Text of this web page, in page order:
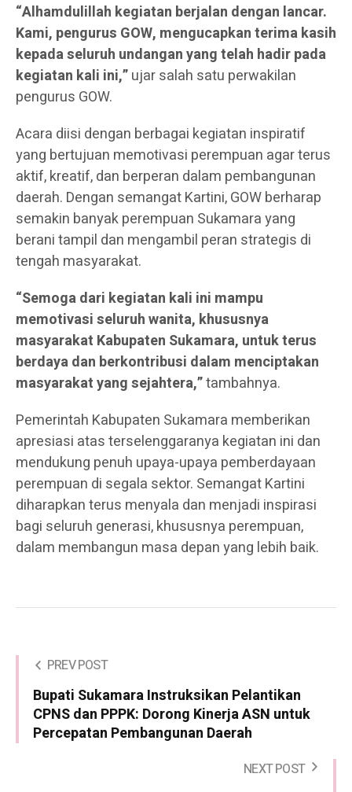
“Alhamdulillah kegiatan berjalan dengan lancar.
Kami, pengurus GOW, mengucapkan terima kasih
kepada seluruh undangan yang telah hadir pada
kegiatan kali ini,”ujar salah satu perwakilan
pengurus GOW.
Acara diisi dengan berbagai kegiatan inspiratif
yang bertujuan memotivasi perempuan agar terus
aktif, kreatif, dan berperan dalam pembangunan
daerah. Dengan semangat Kartini, GOW berharap
semakin banyak perempuan Sukamara yang
berani tampil dan mengambil peran strategis di
tengah masyarakat.
“Semoga dari kegiatan kali ini mampu
memotivasi seluruh wanita, khususnya
masyarakat Kabupaten Sukamara, untuk terus
berdaya dan berkontribusi dalam menciptakan
masyarakat yang sejahtera,”tambahnya.
Pemerintah Kabupaten Sukamara memberikan
apresiasi atas terselenggaranya kegiatan ini dan
mendukung penuh upaya-upaya pemberdayaan
perempuan di segala sektor. Semangat Kartini
diharapkan terus menyala dan menjadi inspirasi
bagi seluruh generasi, khususnya perempuan,
dalam membangun masa depan yang lebih baik.
PREV POST
Bupati Sukamara Instruksikan Pelantikan
CPNS dan PPPK: Dorong Kinerja ASN untuk
Percepatan Pembangunan Daerah
NEXT POST